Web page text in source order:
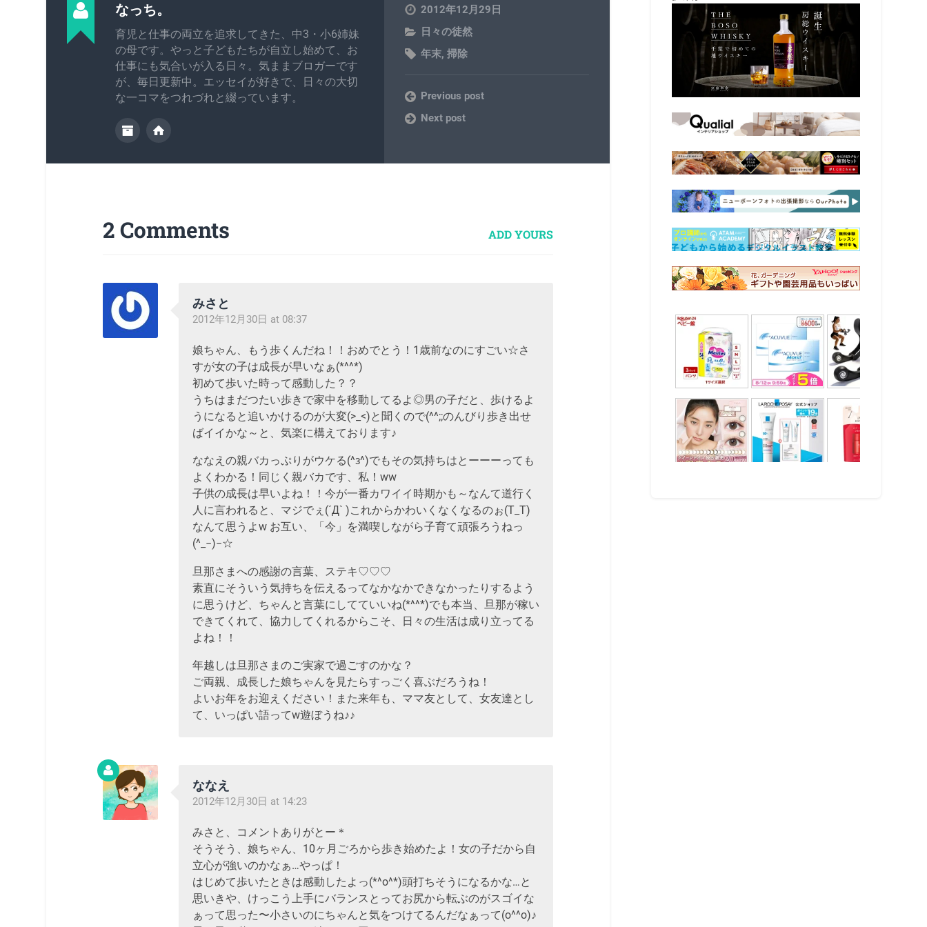
なっち。
育児と仕事の両立を追求してきた、中3・小6姉妹
の母です。やっと子どもたちが自立し始めて、お
仕事にも気合いが入る日々。気ままブロガーです
が、毎日更新中。エッセイが好きで、日々の大切
な一コマをつれづれと綴っています。
2012年12月29日
日々の徒然
年末,掃除
Previous post
Next post
2 Comments ADD YOURS
みさと
2012年12月30日 at 08:37
娘ちゃん、もう歩くんだね！！おめでとう！1歳前なのにすごい☆さ
すが女の子は成長が早いなぁ(*^^*)
初めて歩いた時って感動した？？
うちはまだつたい歩きで家中を移動してるよ◎男の子だと、歩けるよ
うになると追いかけるのが大変(>_<)と聞くので(^^;;のんびり歩き出せ
ばイイかな～と、気楽に構えております♪
ななえの親バカっぷりがウケる(^з^)でもその気持ちはとーーーっても
よくわかる！同じく親バカです、私！ww
子供の成長は早いよね！！今が一番カワイイ時期かも～なんて道行く
人に言われると、マジでぇ(´Д` )これからかわいくなくなるのぉ(T_T)
なんて思うよw お互い、「今」を満喫しながら子育て頑張ろうねっ
(^_−)−☆
旦那さまへの感謝の言葉、ステキ♡♡♡
素直にそういう気持ちを伝えるってなかなかできなかったりするよう
に思うけど、ちゃんと言葉にしてていいね(*^^*)でも本当、旦那が稼い
できてくれて、協力してくれるからこそ、日々の生活は成り立ってる
よね！！
年越しは旦那さまのご実家で過ごすのかな？
ご両親、成長した娘ちゃんを見たらすっごく喜ぶだろうね！
よいお年をお迎えください！また来年も、ママ友として、女友達とし
て、いっぱい語ってw遊ぼうね♪♪
ななえ
2012年12月30日 at 14:23
みさと、コメントありがとー＊
そうそう、娘ちゃん、10ヶ月ごろから歩き始めたよ！女の子だから自
立心が強いのかなぁ…やっぱ！
はじめて歩いたときは感動したよっ(*^o^*)頭打ちそうになるかな…と
思いきや、けっこう上手にバランスとってお尻から転ぶのがスゴイな
ぁって思った〜小さいのにちゃんと気をつけてるんだなぁって(o^^o)♪